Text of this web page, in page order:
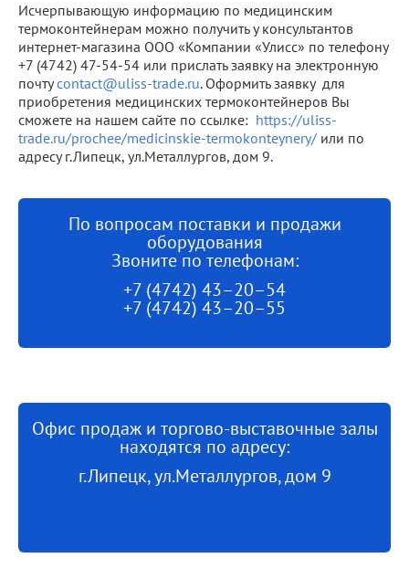
Исчерпывающую информацию по медицинским
термоконтейнерам можно получить у консультантов
интернет-магазина ООО «Компании «Улисс» по телефону
+7 (4742) 47-54-54 или прислать заявку на электронную
почтуcontact@uliss-trade.ru. Оформить заявку для
приобретения медицинских термоконтейнеров Вы
сможете на нашем сайте по ссылке: https://uliss-
trade.ru/prochee/medicinskie-termokonteynery/ или по
адресу г.Липецк, ул.Металлургов, дом 9.
По вопросам поставки и продажи
оборудования
Звоните по телефонам:
+7 (4742) 43–20–54
+7 (4742) 43–20–55
Офис продаж и торгово-выставочные залы
находятся по адресу:
г.Липецк, ул.Металлургов, дом 9